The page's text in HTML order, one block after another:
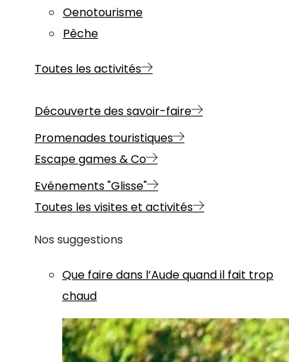
Oenotourisme
Pêche
Toutes les activités
Découverte des savoir-faire
Promenades touristiques
Escape games & Co
Evénements "Glisse"
Toutes les visites et activités
Nos suggestions
Que faire dans l’Aude quand il fait trop
chaud